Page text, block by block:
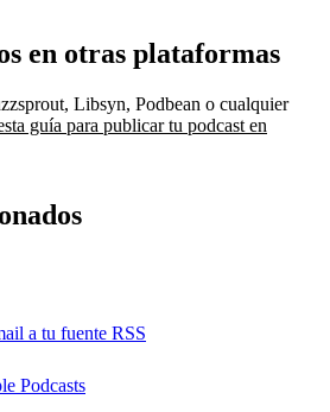
en otras plataformas
Libsyn, Podbean o cualquier
guía para publicar tu podcast en
a tu fuente RSS
Podcasts